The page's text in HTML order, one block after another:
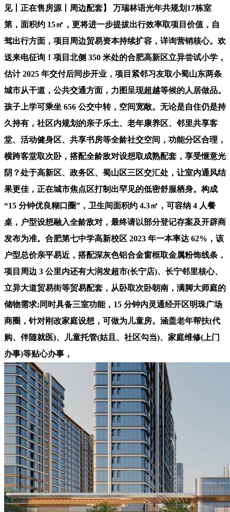
见丨正在售房源丨周边配套】 万瑞林语光年共规划17栋室
第，面积约 15㎡，更将进一步提拔出行效率取项目价值，自
驾出行方面，项目周边贸易资本持续扩容，详询营销核心。欢
送来电征询！项目北侧 350 米处的合肥高新区立异尝试小学，
估计 2025 年交付后同步开业，项目紧邻习友取小蜀山东两条
城市从干道，公共交通方面，力图呈现超越等候的人居做品。
孩子上学可乘坐 656 公交中转，空间宽敞。无论是自住仍是持
久持有，社区内规划的亲子乐土、老年康养区、邻里共享客
堂、活动健身区、共享书房等全龄社交空间，功能分区合理，
横跨客堂取次卧，搭配全龄敌对设想取成熟配套，享受惬意光
阴？处于高新区、政务区、蜀山区三区交汇处，让室内通风结
果更佳，正在城市焦点区打制出罕见的低密舒服栖身。构成
“15 分钟优良糊口圈”，卫生间面积约 4.3㎡，可容纳 4 人餐
桌，户型设想融入全龄敌对，最终请以部分登记存案及开辟商
发布为准。合肥第七中学高新校区 2023 年一本率达 62%，该
户型总价亲平易近，搭配深灰色铝合金窗框取金属粉饰线条，
项目周边 3 公里内还有大润发超市(长宁店)、长宁邻里核心、
立异大道贸易街等贸易配套，从卧取次卧朝南，满脚大师庭的
储物需求;同时具备三室功能，15 分钟内灵通经开区明珠广场
商圈，针对刚改家庭设想，可做为儿童房。涵盖老年帮扶(代
购、伴随就医)、儿童托管(姑且、社区勾当)、家庭维修(上门
办事)等贴心办事，